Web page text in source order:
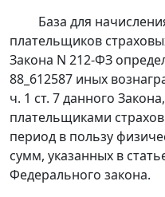
База для
плательщиков
Закона N 212-ФЗ
88_612587 иных
ч. 1 ст. 7 данного
плательщиками
период в пользу
сумм, указанных в
Федерального закона.